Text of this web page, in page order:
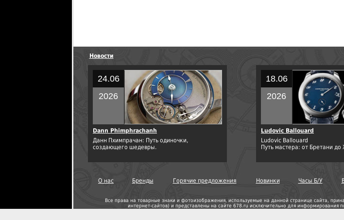
Новости
24.06
2026
Dann Phimphrachanh
Данн Пхимпрачан: Путь одиночки,
создающего шедевры.
18.06
2026
Ludovic Ballouard
Ludovic Ballouard
Путь мастера: от Бретани
О нас Бренды Горячие предложения Новинки Часы Б/У
Все права на товарные знаки и фотоизображения, используемые на данной странице сайта,
интернет-сайтов) и представлены на сайте 678.ru исключительно для информирования